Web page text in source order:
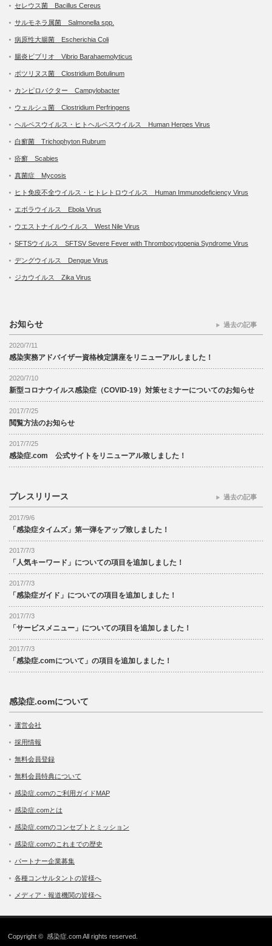
セレウス菌 Bacillus Cereus
サルモネラ属菌 Salmonella spp.
病原性大腸菌 Escherichia Coli
腸炎ビブリオ Vibrio Barahaemolyticus
ボツリヌス菌 Clostridium Botulinum
カンピロバクター Campylobacter
ウェルシュ菌 Clostridium Perfringens
ヘルペスウイルス・ヒトヘルペスウイルス Human Herpes Virus
白癬菌 Trichophyton Rubrum
疥癬 Scabies
真菌症 Mycosis
ヒト免疫不全ウイルス・ヒトレトロウイルス Human Immunodeficiency Virus
エボラウイルス Ebola Virus
ウエストナイルウイルス West Nile Virus
SFTSウイルス SFTSV Severe Fever with Thrombocytopenia Syndrome Virus
デングウイルス Dengue Virus
ジカウイルス Zika Virus
お知らせ
2020/7/11
感染実務アドバイザー資格検定講座をリニューアルしました！
2020/7/10
新型コロナウイルス感染症（COVID-19）対策セミナーについてのお知らせ
2017/7/25
閲覧方法のお知らせ
2017/7/25
感染症.com 公式サイトをリニューアル致しました！
過去の記事
プレスリリース
2017/9/6
「感染症タイムズ」第一弾をアップ致しました！
2017/7/3
「人気キーワード」についての項目を追加しました！
2017/7/3
「感染症ガイド」についての項目を追加しました！
2017/7/3
「サービスメニュー」についての項目を追加しました！
2017/7/3
「感染症.comについて」の項目を追加しました！
過去の記事
感染症.comについて
運営会社
採用情報
無料会員登録
無料会員特典について
感染症.comのご利用ガイドMAP
感染症.comとは
感染症.comのコンセプトとミッション
感染症.comのこれまでの歴史
パートナー企業募集
各種コンサルタントの皆様へ
メディア・報道機関の皆様へ
Copyright ©感染症.comAll rights reserved.